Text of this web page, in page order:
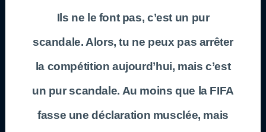
Ils ne le font pas, c’est un pur
scandale. Alors, tu ne peux pas arrêter
la compétition aujourd’hui, mais c’est
un pur scandale. Au moins que la FIFA
fasse une déclaration musclée, mais